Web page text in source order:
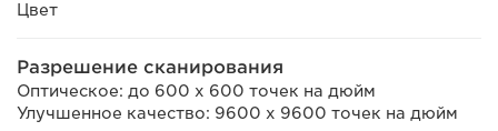
Цвет
Разрешение сканирования
Оптическое: до 600 x 600 точек на дюйм
Улучшенное качество: 9600 x 9600 точек на дюйм